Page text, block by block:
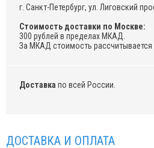
г. Санкт-Петербург, ул. Лиговский
Стоимость доставки по Москве:
300 рублей в пределах МКАД.
За МКАД стоимость рассчитывается
Доставка по всей России.
ДОСТАВКА И ОПЛАТА